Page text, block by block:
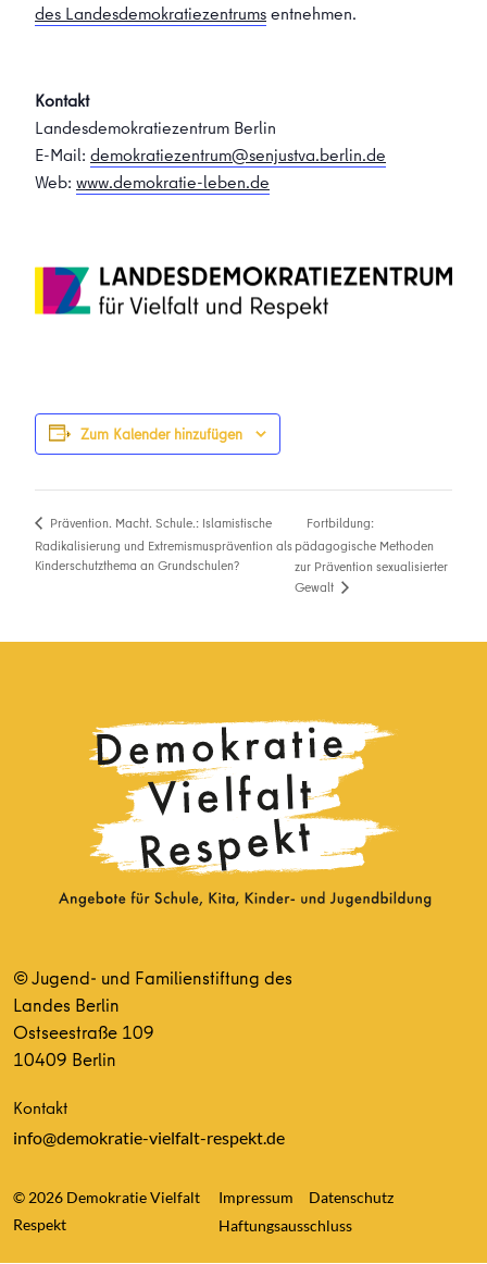
des Landesdemokratiezentrumsentnehmen.
Kontakt
Landesdemokratiezentrum Berlin
E-Mail: demokratiezentrum@senjustva.berlin.de
Web: www.demokratie-leben.de
Zum Kalender hinzufügen
Prävention. Macht. Schule.: Islamistische
Radikalisierung und Extremismusprävention als
Kinderschutzthema an Grundschulen?
Fortbildung:
pädagogische Methoden
zur Prävention sexualisierter
Gewalt
© Jugend- und Familienstiftung des
Landes Berlin
Ostseestraße 109
10409 Berlin
Kontakt
info@demokratie-vielfalt-respekt.de
© 2026 Demokratie Vielfalt
Respekt
Impressum
Datenschutz
Haftungsausschluss